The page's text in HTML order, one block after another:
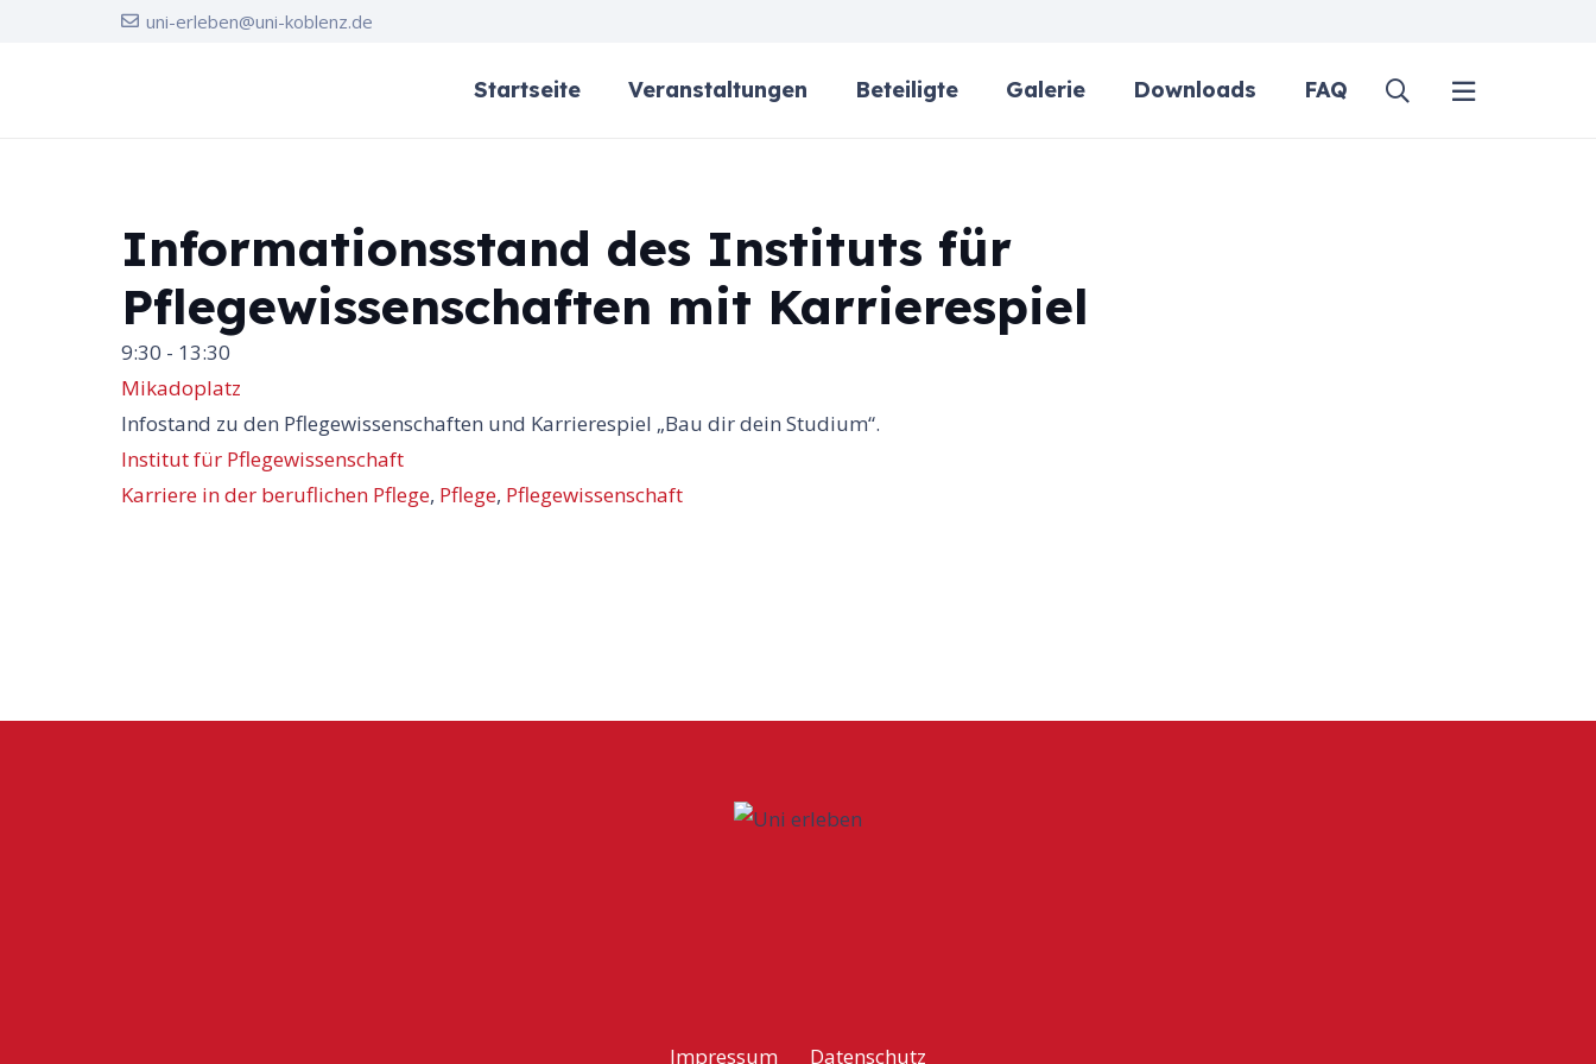
uni-erleben@uni-koblenz.de
Startseite Veranstaltungen Beteiligte Galerie Downloads FAQ
Informationsstand des Instituts für
Pflegewissenschaften mit Karrierespiel
9:30 - 13:30
Mikadoplatz
Infostand zu den Pflegewissenschaften und Karrierespiel „Bau dir dein Studium“.
Institut für Pflegewissenschaft
Karriere in der beruflichen Pflege, Pflege, Pflegewissenschaft
Impressum Datenschutz